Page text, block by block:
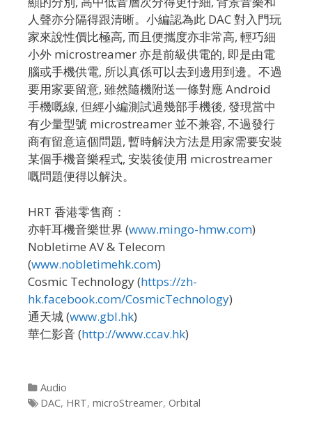
人聲亦分隔得跟清晰。小編認為此 DAC 對入門玩
家來說性價比極高, 而且便攜度亦非常高, 輕巧細
小外 microstreamer 亦是前級供電的, 即是由電
腦或手機供電, 所以真係可以去到邊用到邊。不過
要用家要留意, 雖然隨機附送一條對應 Android
手機嘅線, 但經小編測試過幾部手機後, 發現當中
有少量型號 microstreamer 並不兼容, 不過發行
商有留意這個問題, 暫時解決方法是用家需要安裝
某個手機音樂程式, 安裝後使用 microstreamer
嘅問題便得以解決。
HRT 香港零售商：
亦軒耳機音樂世界 (www.mingo-hmw.com)
Nobletime AV & Telecom
(www.nobletimehk.com)
Cosmic Technology (https://zh-
hk.facebook.com/CosmicTechnology)
通天城 (www.gbl.hk)
華仁影音 (http://www.ccav.hk)
Categories
Audio
Tags
DAC, HRT, microStreamer, Orbital